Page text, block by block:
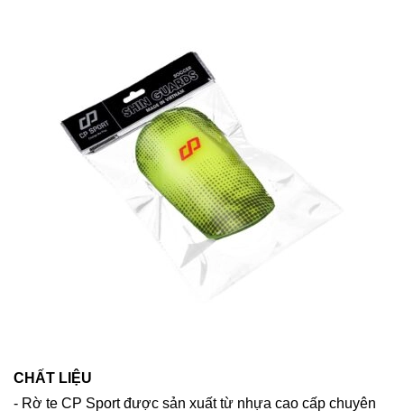
CHẤT LIỆU
- Rờ te CP Sport được sản xuất từ nhựa cao cấp chuyên